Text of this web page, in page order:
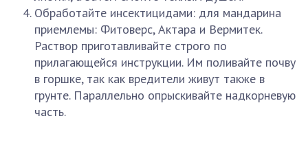
Обработайте инсектицидами: для мандарина
приемлемы: Фитоверс, Актара и Вермитек.
Раствор приготавливайте строго по
прилагающейся инструкции. Им поливайте почву
в горшке, так как вредители живут также в
грунте. Параллельно опрыскивайте надкорневую
часть.